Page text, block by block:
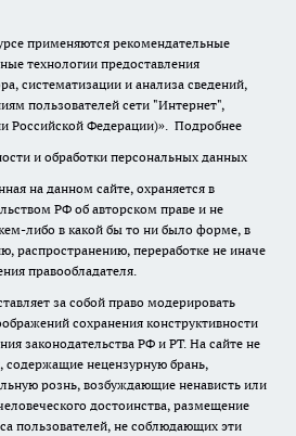
применяются рекомендательные
технологии предоставления
систематизации и анализа сведений,
пользователей сети "Интернет",
Российской Федерации)». Подробнее
и обработки персональных данных
на данном сайте, охраняется в
РФ об авторском праве и не
либо в какой бы то ни было форме, в
распространению, переработке не иначе
правообладателя.
за собой право модерировать
сохранения конструктивности
законодательства РФ и РТ. На сайте не
содержащие нецензурную брань,
рознь, возбуждающие ненависть или
достоинства, размещение
пользователей, не соблюдающих эти